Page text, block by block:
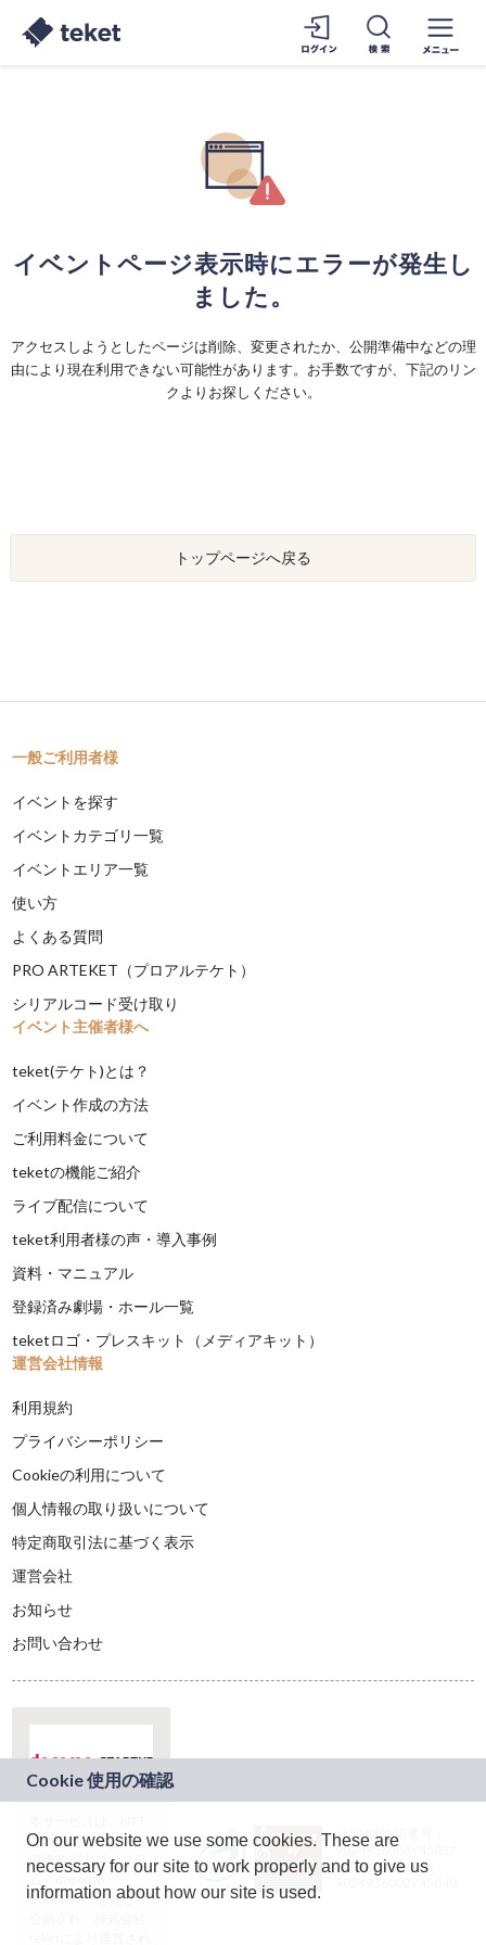
イベントページ表示時にエラーが発生し
ました。
アクセスしようとしたページは削除、変更されたか、公開準備中などの理
由により現在利用できない可能性があります。お手数ですが、下記のリン
クよりお探しください。
トップページへ戻る
一般ご利用者様
イベントを探す
イベントカテゴリ一覧
イベントエリア一覧
使い方
よくある質問
PRO ARTEKET（プロアルテケト）
シリアルコード受け取り
イベント主催者様へ
teket(テケト)とは？
イベント作成の方法
ご利用料金について
teketの機能ご紹介
ライブ配信について
teket利用者様の声・導入事例
資料・マニュアル
登録済み劇場・ホール一覧
teketロゴ・プレスキット（メディアキット）
運営会社情報
利用規約
プライバシーポリシー
Cookieの利用について
個人情報の取り扱いについて
特定商取引法に基づく表示
運営会社
お知らせ
お問い合わせ
ドコモグループの新
規事業創出プログラ
ム「docomo
STARTUP」を通じて
JASRAC許諾番号：
9024936001Y45037
JASRAC許諾番号：
On our website we use some cookies. These are
necessary for our site to work properly and to give us
information about how our site is used.